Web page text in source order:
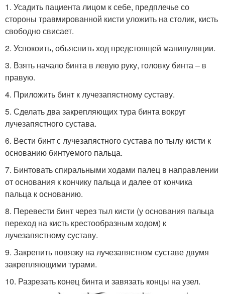
1. Усадить пациента лицом к себе, предплечье со
стороны травмированной кисти уложить на столик, кисть
свободно свисает.
2. Успокоить, объяснить ход предстоящей манипуляции.
3. Взять начало бинта в левую руку, головку бинта – в
правую.
4. Приложить бинт к лучезапястному суставу.
5. Сделать два закрепляющих тура бинта вокруг
лучезапястного сустава.
6. Вести бинт с лучезапястного сустава по тылу кисти к
основанию бинтуемого пальца.
7. Бинтовать спиральными ходами палец в направлении
от основания к кончику пальца и далее от кончика
пальца к основанию.
8. Перевести бинт через тыл кисти (у основания пальца
переход на кисть крестообразным ходом) к
лучезапястному суставу.
9. Закрепить повязку на лучезапястном суставе двумя
закрепляющими турами.
10. Разрезать конец бинта и завязать концы на узел.